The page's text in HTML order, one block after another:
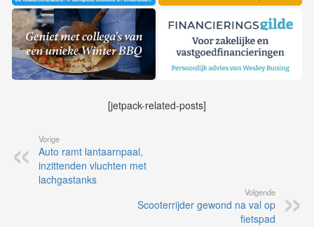
[jetpack-related-posts]
Vorige
Auto ramt lantaarnpaal,
inzittenden vluchten met
lachgastanks
Volgende
Scooterrijder gewond na val op
fietspad